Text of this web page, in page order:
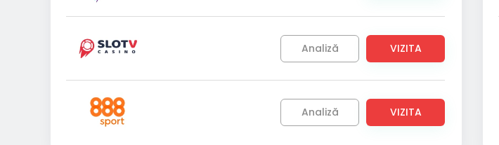
Analiză VIZITA
Analiză VIZITA